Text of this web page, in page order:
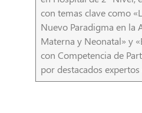
con temas clave como
Nuevo Paradigma en la
Materna y Neonatal» y
con Competencia de
por destacados